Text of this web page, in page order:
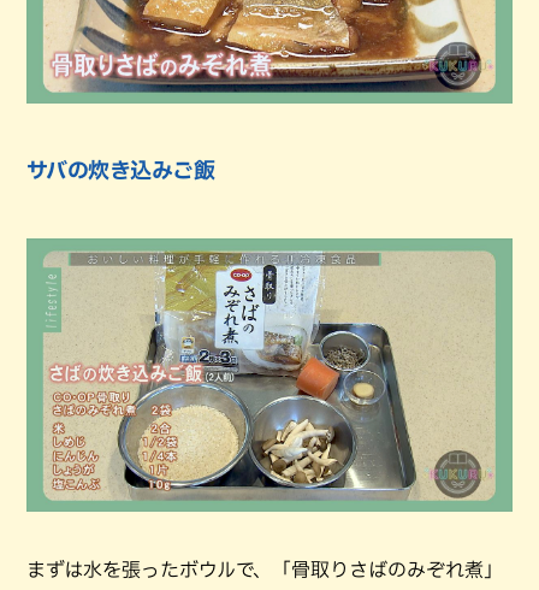
サバの炊き込みご飯
まずは水を張ったボウルで、「骨取りさばのみぞれ煮」